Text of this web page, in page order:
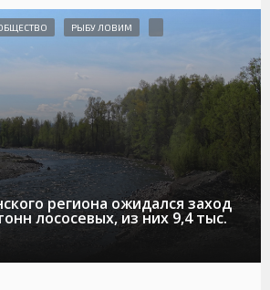
региона ожидался заход
лососевых, из них 9,4 тыс.
РЫБУ ЛОВИМ